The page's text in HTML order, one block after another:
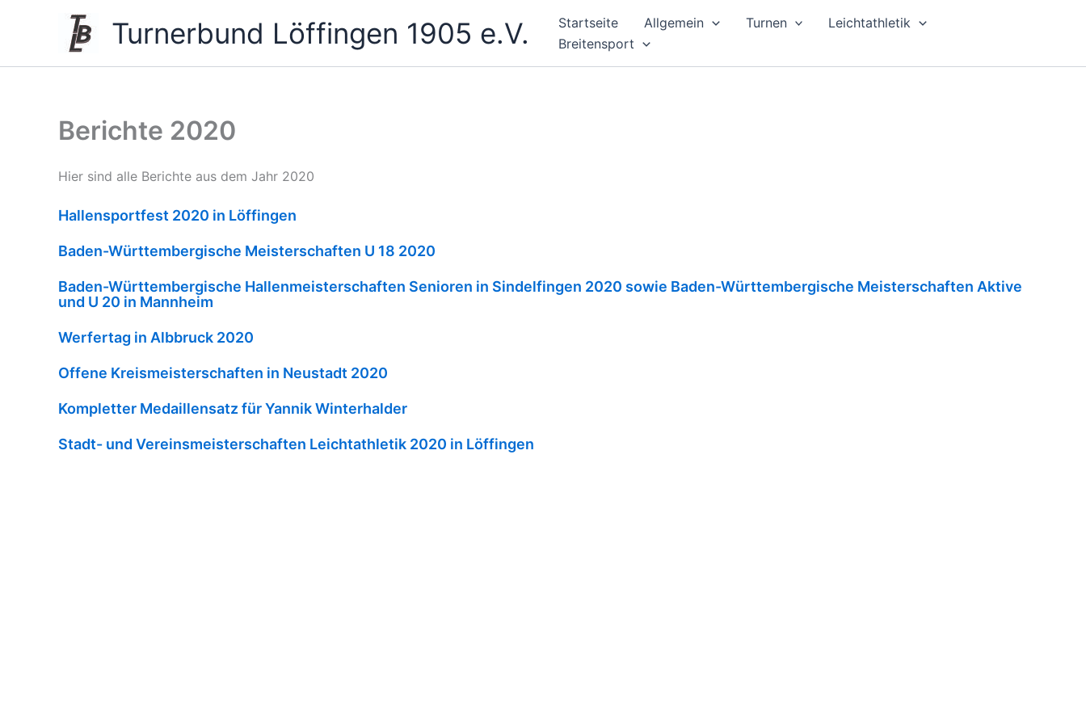
Turnerbund Löffingen 1905 e.V. Startseite Allgemein Turnen
Leichtathletik
Breitensport
Berichte 2020
Hier sind alle Berichte aus dem Jahr 2020
Hallensportfest 2020 in Löffingen
Baden-Württembergische Meisterschaften U 18 2020
Baden-Württembergische Hallenmeisterschaften Senioren in Sindelfingen 2020 sowie Baden-Württembergische Meisterschaften Aktive
und U 20 in Mannheim
Werfertag in Albbruck 2020
Offene Kreismeisterschaften in Neustadt 2020
Kompletter Medaillensatz für Yannik Winterhalder
Stadt- und Vereinsmeisterschaften Leichtathletik 2020 in Löffingen